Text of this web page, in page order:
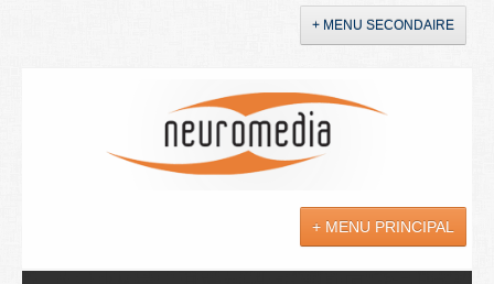
+ MENU SECONDAIRE
+ MENU PRINCIPAL